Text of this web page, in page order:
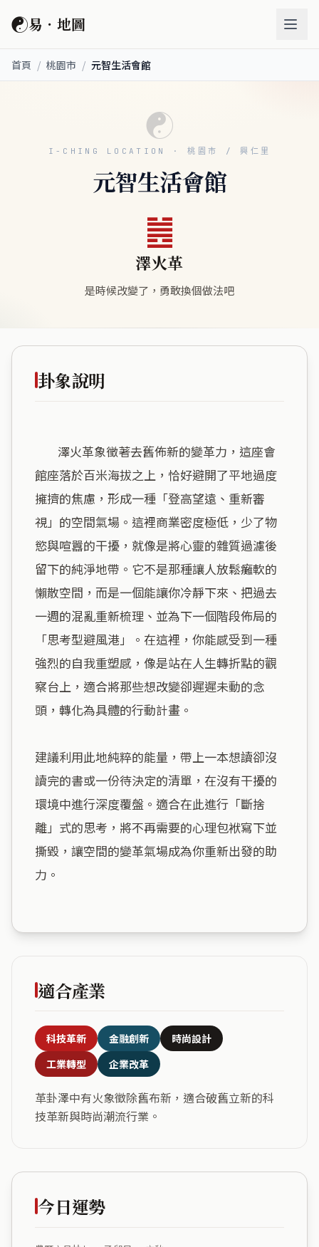
☯易．地圖
首頁 / 桃園市 / 元智生活會館
☯
I-CHING LOCATION · 桃園市 / 興仁里
元智生活會館
䷰
澤火革
是時候改變了，勇敢換個做法吧
卦象說明
館座落於百米海拔之上，恰好避開了平地過度
擁擠的焦慮，形成一種「登高望遠、重新審
視」的空間氣場。這裡商業密度極低，少了物
慾與喧囂的干擾，就像是將心靈的雜質過濾後
留下的純淨地帶。它不是那種讓人放鬆癱軟的
懶散空間，而是一個能讓你冷靜下來、把過去
一週的混亂重新梳理、並為下一個階段佈局的
「思考型避風港」。在這裡，你能感受到一種
強烈的自我重塑感，像是站在人生轉折點的觀
察台上，適合將那些想改變卻遲遲未動的念
頭，轉化為具體的行動計畫。
建議利用此地純粹的能量，帶上一本想讀卻沒
讀完的書或一份待決定的清單，在沒有干擾的
環境中進行深度覆盤。適合在此進行「斷捨
離」式的思考，將不再需要的心理包袱寫下並
撕毀，讓空間的變革氣場成為你重新出發的助
力。
適合產業
科技革新 金融創新
時尚設計
工業轉型
企業改革
革卦澤中有火象徵除舊布新，適合破舊立新的科
技革新與時尚潮流行業。
今日運勢